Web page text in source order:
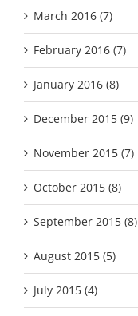
March 2016 (7)
February 2016 (7)
January 2016 (8)
December 2015 (9)
November 2015 (7)
October 2015 (8)
September 2015 (8)
August 2015 (5)
July 2015 (4)